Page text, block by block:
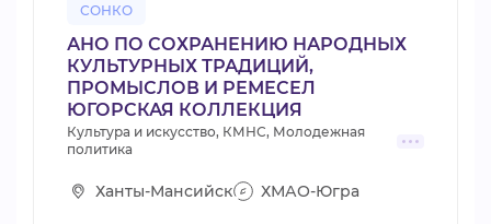
СОНКО
АНО ПО СОХРАНЕНИЮ НАРОДНЫХ
КУЛЬТУРНЫХ ТРАДИЦИЙ,
ПРОМЫСЛОВ И РЕМЕСЕЛ
ЮГОРСКАЯ КОЛЛЕКЦИЯ
Культура и искусство, КМНС, Молодежная
политика
Ханты-Мансийск ХМАО-Югра